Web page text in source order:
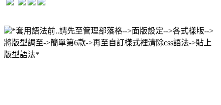
*套用語法前..請先至管理部落格-->面版設定-->各式樣版-->
將版型調至->簡單第6款->再至自訂樣式裡清除css語法->貼上
版型語法*